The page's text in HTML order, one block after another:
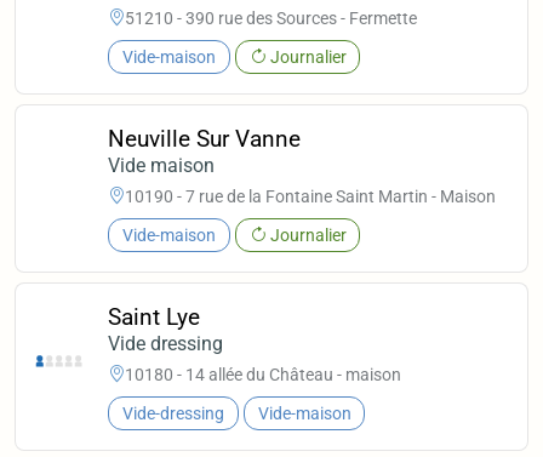
51210 - 390 rue des Sources - Fermette
Vide-maison Journalier
Neuville Sur Vanne
Vide maison
10190 - 7 rue de la Fontaine Saint Martin - Maison
Vide-maison Journalier
Saint Lye
Vide dressing
10180 - 14 allée du Château - maison
Vide-dressing Vide-maison